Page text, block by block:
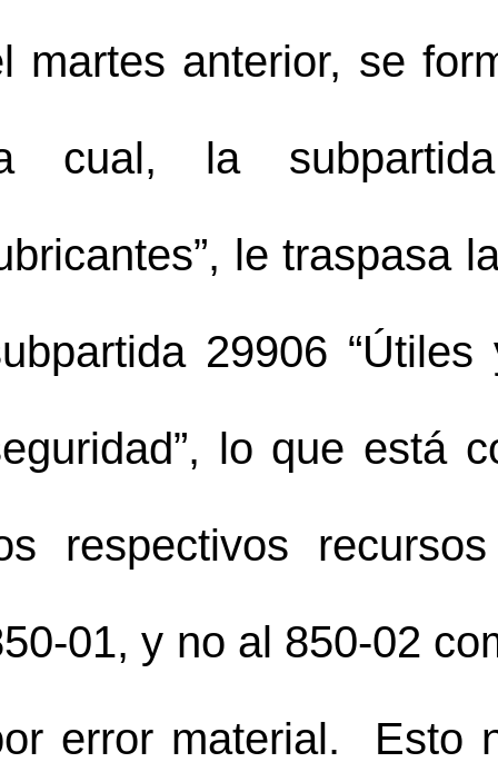
martes anterior, se
cual, la subpartida
29906 “Útiles
lo que está
respectivos
01, y no al 850-02
error material.  Esto